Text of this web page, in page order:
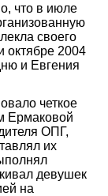
что в июле
своего
октябре 2004
и Евгения
четкое
Ермаковой
ОПГ,
их
девушек
на